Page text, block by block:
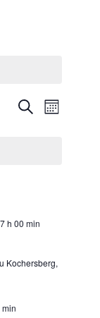
Recherche
et
Recherche
Mois
h 00 min
Kochersberg,
min